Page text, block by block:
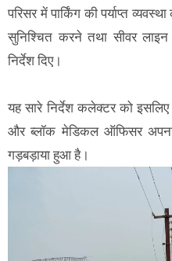
परिसर में पार्किंग की पर्याप्त
सुनिश्चित करने तथा सीवर
निर्देश दिए।
यह सारे निर्देश कलेक्टर को
और ब्लॉक मेडिकल ऑफिसर
गड़बड़ाया हुआ है।